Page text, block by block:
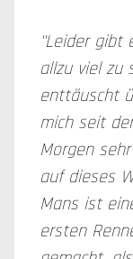
"Leider gibt
allzu viel zu
enttäuscht
mich seit
Morgen
auf dieses
Mans ist
ersten